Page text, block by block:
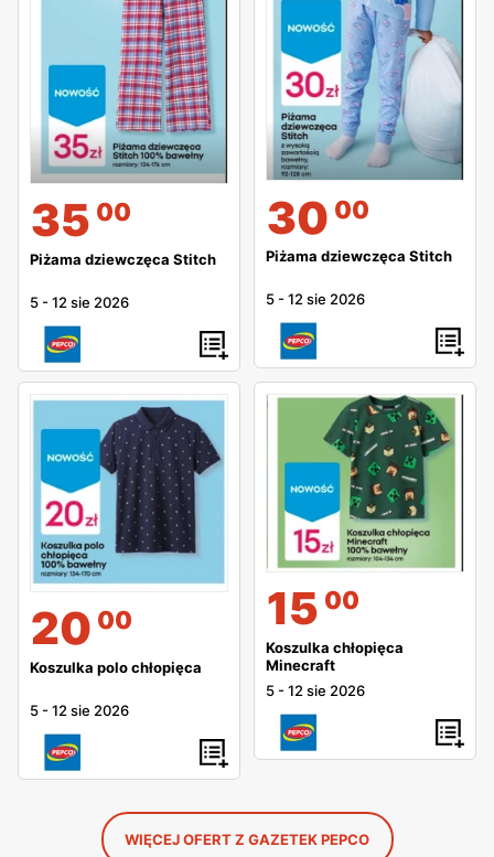
35 00
Piżama dziewczęca Stitch
5 -12 sie 2026
30 00
Piżama dziewczęca Stitch
5 -12 sie 2026
20 00
Koszulka polo chłopięca
5 -12 sie 2026
15 00
Koszulka chłopięca
Minecraft
5 -12 sie 2026
WIĘCEJ OFERT Z GAZETEK PEPCO